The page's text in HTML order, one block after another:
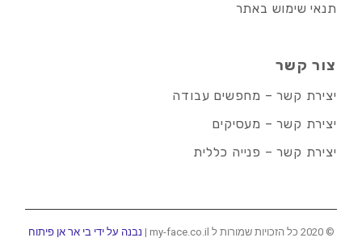
תנאי שימוש באתר
צור קשר
יצירת קשר – מחפשים עבודה
יצירת קשר – מעסיקים
יצירת קשר – פנייה כללית
© 2020 כל הזכויות שמורות ל my-face.co.il |
נבנה על ידי בי אר אן פיתוח